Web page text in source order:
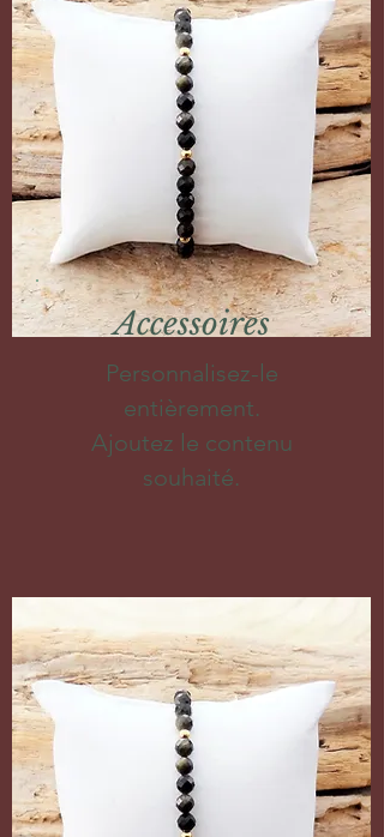
Accessoires
Personnalisez-le
entièrement.
Ajoutez le contenu
souhaité.